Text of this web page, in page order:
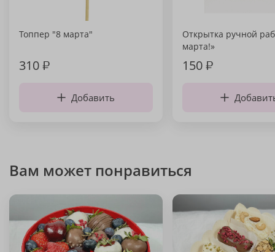
Топпер "8 марта"
310₽
Добавить
Открытка ручной
марта!»
150₽
Вам может понравиться